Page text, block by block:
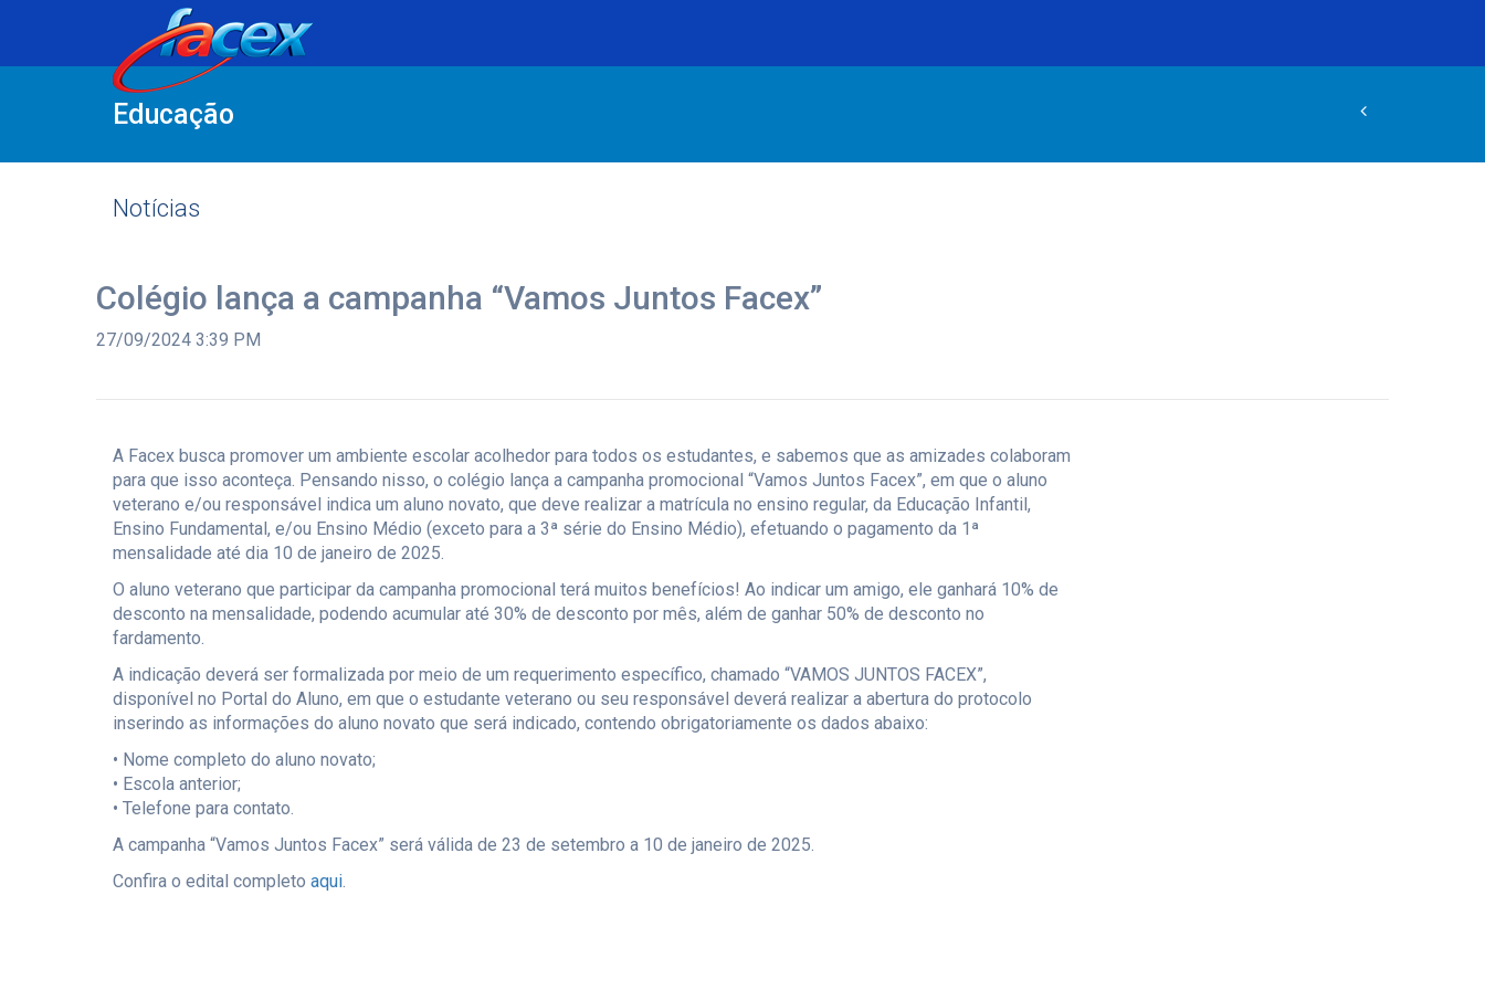
Educação
Notícias
Colégio lança a campanha “Vamos Juntos Facex”
27/09/2024 3:39 PM
A Facex busca promover um ambiente escolar acolhedor para todos os estudantes, e sabemos que as amizades colaboram
para que isso aconteça. Pensando nisso, o colégio lança a campanha promocional “Vamos Juntos Facex”, em que o aluno
veterano e/ou responsável indica um aluno novato, que deve realizar a matrícula no ensino regular, da Educação Infantil,
Ensino Fundamental, e/ou Ensino Médio (exceto para a 3ª série do Ensino Médio), efetuando o pagamento da 1ª
mensalidade até dia 10 de janeiro de 2025.
O aluno veterano que participar da campanha promocional terá muitos benefícios! Ao indicar um amigo, ele ganhará 10% de
desconto na mensalidade, podendo acumular até 30% de desconto por mês, além de ganhar 50% de desconto no
fardamento.
A indicação deverá ser formalizada por meio de um requerimento específico, chamado “VAMOS JUNTOS FACEX”,
disponível no Portal do Aluno, em que o estudante veterano ou seu responsável deverá realizar a abertura do protocolo
inserindo as informações do aluno novato que será indicado, contendo obrigatoriamente os dados abaixo:
• Nome completo do aluno novato;
• Escola anterior;
• Telefone para contato.
A campanha “Vamos Juntos Facex” será válida de 23 de setembro a 10 de janeiro de 2025.
Confira o edital completo aqui.